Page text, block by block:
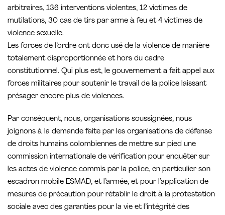
arbitraires, 136 interventions violentes, 12 victimes de
mutilations, 30 cas de tirs par arme à feu et 4 victimes de
violence sexuelle.
Les forces de l’ordre ont donc usé de la violence de manière
totalement disproportionnée et hors du cadre
constitutionnel. Qui plus est, le gouvernement a fait appel aux
forces militaires pour soutenir le travail de la police laissant
présager encore plus de violences.
Par conséquent, nous, organisations soussignées, nous
joignons à la demande faite par les organisations de défense
de droits humains colombiennes de mettre sur pied une
commission internationale de vérification pour enquêter sur
les actes de violence commis par la police, en particulier son
escadron mobile ESMAD, et l’armée, et pour l’application de
mesures de précaution pour rétablir le droit à la protestation
sociale avec des garanties pour la vie et l’intégrité des